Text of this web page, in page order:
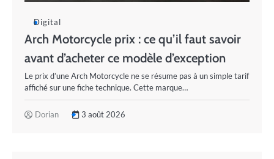
Digital
Arch Motorcycle prix : ce qu’il faut savoir
avant d’acheter ce modèle d’exception
Le prix d’une Arch Motorcycle ne se résume pas à un simple tarif
affiché sur une fiche technique. Cette marque…
Dorian 3 août 2026